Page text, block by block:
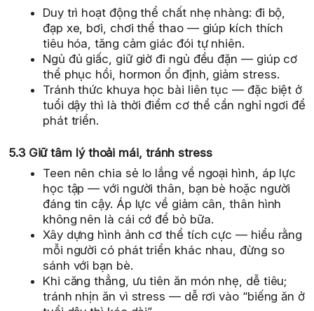
Duy trì hoạt động thể chất nhẹ nhàng: đi bộ,
đạp xe, bơi, chơi thể thao — giúp kích thích
tiêu hóa, tăng cảm giác đói tự nhiên.
Ngủ đủ giấc, giữ giờ đi ngủ đều đặn — giúp cơ
thể phục hồi, hormon ổn định, giảm stress.
Tránh thức khuya học bài liên tục — đặc biệt ở
tuổi dậy thì là thời điểm cơ thể cần nghỉ ngơi để
phát triển.
5.3 Giữ tâm lý thoải mái, tránh stress
Teen nên chia sẻ lo lắng về ngoại hình, áp lực
học tập — với người thân, bạn bè hoặc người
đáng tin cậy. Áp lực về giảm cân, thân hình
không nên là cái cớ để bỏ bữa.
Xây dựng hình ảnh cơ thể tích cực — hiểu rằng
mỗi người có phát triển khác nhau, đừng so
sánh với bạn bè.
Khi căng thẳng, ưu tiên ăn món nhẹ, dễ tiêu;
tránh nhịn ăn vì stress — dễ rơi vào “biếng ăn ở